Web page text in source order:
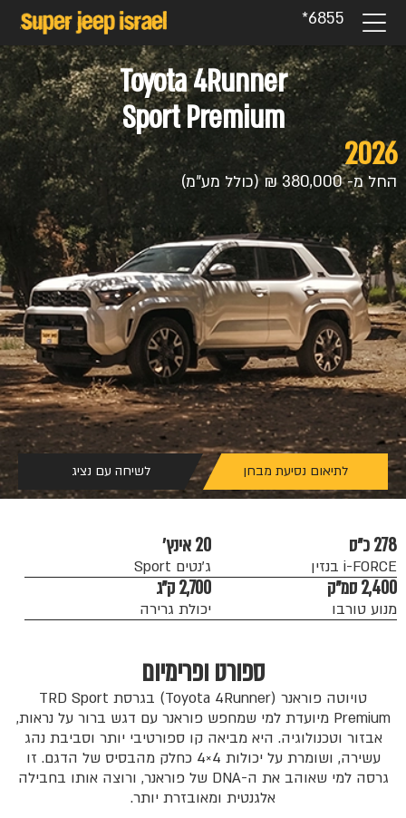
6855*
Toyota 4Runner
Sport Premium
2026
החל מ- 380,000 ₪ (כולל מע"מ)
לתיאום נסיעת מבחן לשיחה עם נציג
278 כ״ס
i-FORCE בנזין
20 אינץ׳
ג׳נטים Sport
2,400 סמ״ק
מנוע טורבו
2,700 ק״ג
יכולת גרירה
ספורט ופרימיום
טויוטה פוראנר (Toyota 4Runner) בגרסת TRD Sport
Premium מיועדת למי שמחפש פוראנר עם דגש ברור על נראות,
אבזור וטכנולוגיה. היא מביאה קו ספורטיבי יותר וסביבת נהג
עשירה, ושומרת על יכולות 4×4 כחלק מהבסיס של הדגם. זו
גרסה למי שאוהב את ה-DNA של פוראנר, ורוצה אותו בחבילה
אלגנטית ומאובזרת יותר.